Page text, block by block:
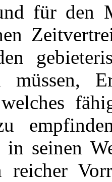
für den
müssen,
in seinen
reicher